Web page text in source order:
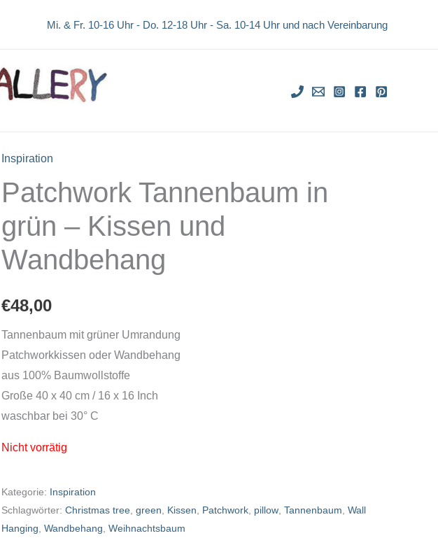
Mi. & Fr. 10-16 Uhr - Do. 12-18 Uhr - Sa. 10-14 Uhr und nach Vereinbarung
Inspiration
Patchwork Tannenbaum in
grün – Kissen und
Wandbehang
€48,00
Tannenbaum mit grüner Umrandung
Patchworkkissen oder Wandbehang
aus 100% Baumwollstoffe
Große 40 x 40 cm / 16 x 16 Inch
waschbar bei 30° C
Nicht vorrätig
Kategorie: Inspiration
Schlagwörter: Christmas tree green Kissen Patchwork pillow Tannenbaum Wall
Hanging Wandbehang Weihnachtsbaum